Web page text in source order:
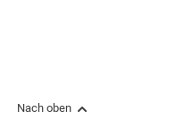
Nach oben